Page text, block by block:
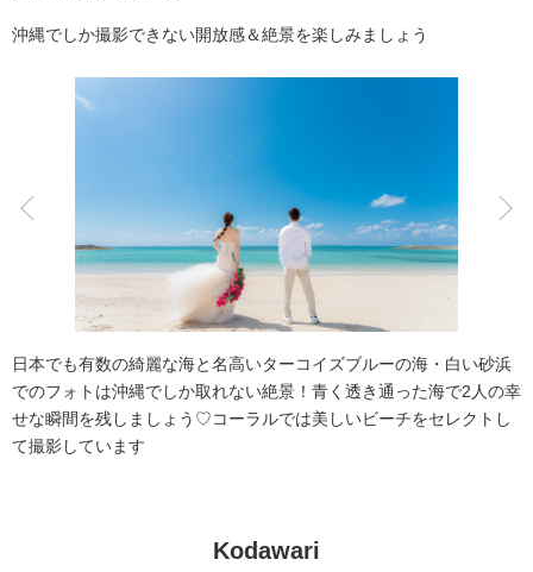
こだわりポイント
海での撮影 子供用の衣装
豊富な色打掛・着物
沖縄でしか撮影できない開放感＆絶景を楽しみましょう
日本でも有数の綺麗な海と名高いターコイズブルーの海・白い砂浜
でのフォトは沖縄でしか取れない絶景！青く透き通った海で2人の幸
せな瞬間を残しましょう♡コーラルでは美しいビーチをセレクトし
て撮影しています
Kodawari